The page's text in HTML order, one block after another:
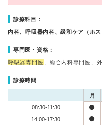
診療科目：
内科、呼吸器内科、緩和ケア（ホス
専門医・資格：
呼吸器専門医 、総合内科専門医、
診療時間
月
08:30-11:30
14:00-17:30